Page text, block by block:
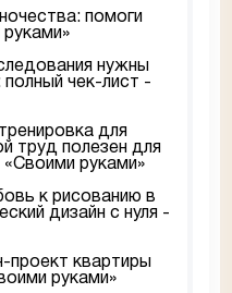
помоги
нужны
чек-лист -
для
труд полезен для
«Своими руками»
к рисованию в
дизайн с нуля -
проект квартиры
руками»